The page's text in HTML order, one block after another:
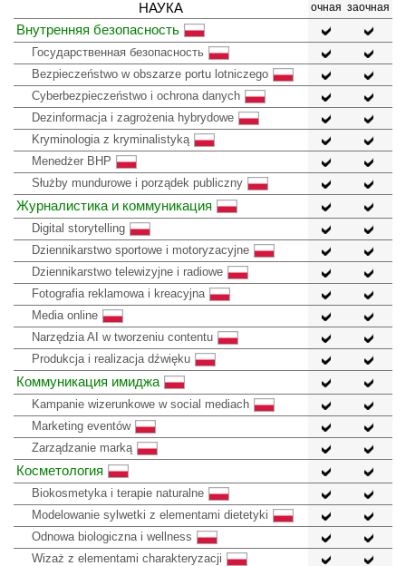
НАУКА очная заочная
Внутренняя безопасность
Государственная безопасность
Bezpieczeństwo w obszarze portu lotniczego
Cyberbezpieczeństwo i ochrona danych
Dezinformacja i zagrożenia hybrydowe
Kryminologia z kryminalistyką
Menedżer BHP
Służby mundurowe i porządek publiczny
Журналистика и коммуникация
Digital storytelling
Dziennikarstwo sportowe i motoryzacyjne
Dziennikarstwo telewizyjne i radiowe
Fotografia reklamowa i kreacyjna
Media online
Narzędzia AI w tworzeniu contentu
Produkcja i realizacja dźwięku
Коммуникация имиджа
Kampanie wizerunkowe w social mediach
Marketing eventów
Zarządzanie marką
Косметология
Biokosmetyka i terapie naturalne
Modelowanie sylwetki z elementami dietetyki
Odnowa biologiczna i wellness
Wizaż z elementami charakteryzacji